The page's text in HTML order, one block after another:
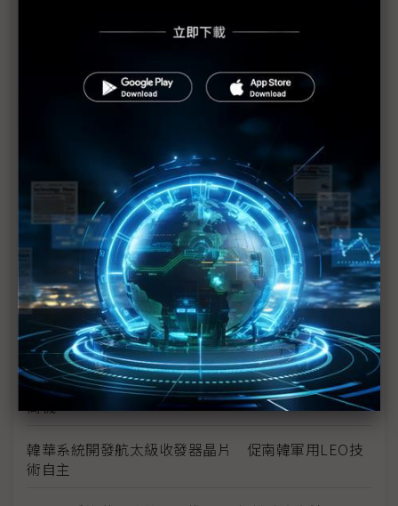
聯網立方衛星
不用羨慕南韓世界號 台灣在軌推進技術有望成功
台灣太空三期計畫大改 國家安全與產業發展雙向並
進
次世代通訊聯盟聚焦6G、衛星戰略 打造產業跨域鐵
南韓世界號第4次發射成功 民營宇宙價值鏈大放異
彩
科技1分鐘：南韓世界號火箭
FD-SOI成三星成熟製程主力 偕意法半導體布局航太
商機
韓華系統開發航太級收發器晶片 促南韓軍用LEO技
術自主